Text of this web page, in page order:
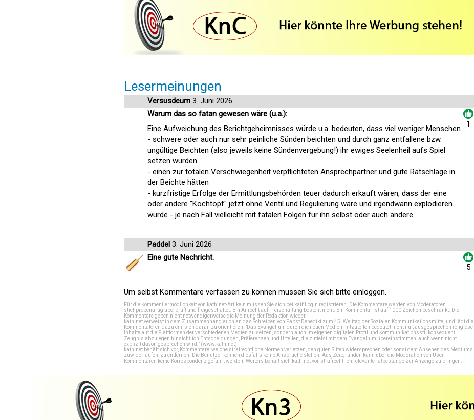
Lesermeinungen
Versusdeum 3. Juni 2026
Warum das so fatan gewesen wäre (u.a.):
Eine Aufweichung des Berichtgeheimnisses würde u.a. bedeuten, dass viel weniger Menschen
- schwere oder auch nur sehr peinliche Sünden beichten und durch ganz entfallene bzw.
ungültige Beichten (also jeweils keine Sündenvergebung!) ihr ewiges Seelenheil aufs Spiel
setzen würden
- einen zur totalen Verschwiegenheit verpflichteten Ansprechpartner und gute Ratschläge in
der Beichte hätten
- kurzfristige Erfolge der Ermittlungsbehörden teuer dadurch erkauft wären, dass der eine
oder andere "Kochtopf" jetzt ohne Ventil und Regulierung wäre und irgendwann explodieren
würde - je nach Fall vielleicht mit fatalen Folgen für ihn selbst oder auch andere
1
Paddel 3. Juni 2026
Eine gute Nachricht.
5
Um selbst Kommentare verfassen zu können müssen Sie sich bitte einloggen.
Für die Kommentiermöglichkeit von kath.net-Artikeln müssen Sie sich bei kathLogin registrieren . Die Kommentare werden von Moderatoren
stichprobenartig überprüft und freigeschaltet. Ein Anrecht auf Freischaltung besteht nicht. Ein Kommentar ist auf 1000 Zeichen beschränkt. Die
Kommentare geben nicht notwendigerweise die Meinung der Redaktion wieder.
kath.net verweist in dem Zusammenhang auch an das Schreiben von Papst Benedikt zum 45. Welttag der Sozialen Kommunikationsmittel und lädt die
Kommentatoren dazu ein, sich daran zu orientieren: "Das Evangelium durch die neuen Medien mitzuteilen bedeutet nicht nur, ausgesprochen religiöse
Inhalte auf die Plattformen der verschiedenen Medien zu setzen, sondern auch im eigenen digitalen Profil und Kommunikationsstil konsequent
Zeugnis abzulegen hinsichtlich Entscheidungen, Präferenzen und Urteilen, die zutiefst mit dem Evangelium übereinstimmen, auch wenn nicht
explizit davon gesprochen wird." (www.kath.net)
kath.net behält sich vor, Kommentare, welche strafrechtliche Normen verletzen, den guten Sitten widersprechen oder sonst dem Ansehen des Mediums
zuwiderlaufen, zu entfernen. Die Benutzer können diesfalls keine Ansprüche stellen. Aus Zeitgründen kann über die Moderation von User-
Kommentaren keine Korrespondenz geführt werden. Weiters behält sich kath.net vor, strafrechtlich relevante Tatbestände zur Anzeige zu bringen.